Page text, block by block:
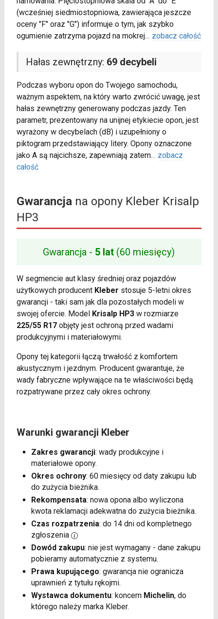
(wcześniej siedmiostopniowa, zawierająca jeszcze
oceny "F" oraz "G") informuje o tym, jak szybko
ogumienie zatrzyma pojazd na mokrej... zobacz całość
Hałas zewnętrzny: 69 decybeli
Podczas wyboru opon do Twojego samochodu,
ważnym aspektem, na który warto zwrócić uwagę, jest
hałas zewnętrzny generowany podczas jazdy. Ten
parametr, prezentowany na unijnej etykiecie opon, jest
wyrażony w decybelach (dB) i uzupełniony o
piktogram przedstawiający litery. Opony oznaczone
jako A są najcichsze, zapewniają zatem... zobacz
całość
Gwarancjana opony Kleber Krisalp
HP3
Gwarancja - 5 lat (60 miesięcy)
W segmencie aut klasy średniej oraz pojazdów
użytkowych producent Kleber stosuje 5-letni okres
gwarancji - taki sam jak dla pozostałych modeli w
swojej ofercie. Model Krisalp HP3w rozmiarze
225/55 R17objęty jest ochroną przed wadami
produkcyjnymi i materiałowymi.
Opony tej kategorii łączą trwałość z komfortem
akustycznym i jezdnym. Producent gwarantuje, że
wady fabryczne wpływające na te właściwości będą
rozpatrywane przez cały okres ochrony.
Warunki gwarancji Kleber
Zakres gwarancji: wady produkcyjne i
materiałowe opony.
Okres ochrony: 60 miesięcy od daty zakupu lub
do zużycia bieżnika.
Rekompensata: nowa opona albo wyliczona
kwota reklamacji adekwatna do zużycia bieżnika.
Czas rozpatrzenia: do 14 dni od kompletnego
zgłoszenia
Dowód zakupu: nie jest wymagany - dane zakupu
pobieramy automatycznie z systemu.
Prawa kupującego: gwarancja nie ogranicza
uprawnień z tytułu rękojmi.
Wystawca dokumentu: koncern Michelin, do
którego należy marka Kleber.